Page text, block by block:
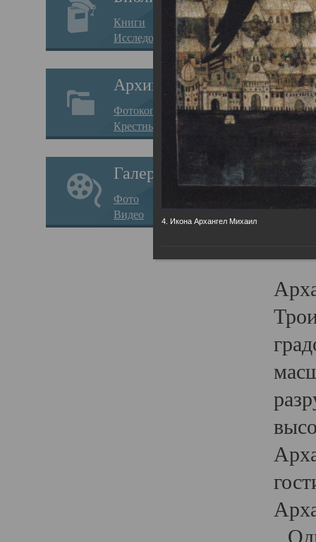
Книги
Исследования
Архив
Фотокопии дел
Крестные ходы
Галерея
Фото
Видео
4. Икона Архангел Михаил